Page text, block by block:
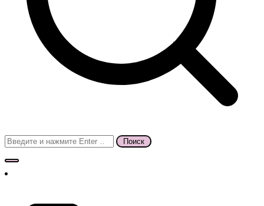
Поиск
для: